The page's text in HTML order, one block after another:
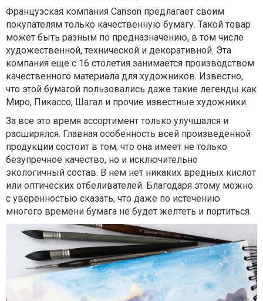
Французская компания Canson предлагает своим
покупателям только качественную бумагу. Такой товар
может быть разным по предназначению, в том числе
художественной, технической и декоративной. Эта
компания еще с 16 столетия занимается производством
качественного материала для художников. Известно,
что этой бумагой пользовались даже такие легенды как
Миро, Пикассо, Шагал и прочие известные художники.
За все это время ассортимент только улучшался и
расширялся. Главная особенность всей произведенной
продукции состоит в том, что она имеет не только
безупречное качество, но и исключительно
экологичный состав. В нем нет никаких вредных кислот
или оптических отбеливателей. Благодаря этому можно
с уверенностью сказать, что даже по истечению
многого времени бумага не будет желтеть и портиться.